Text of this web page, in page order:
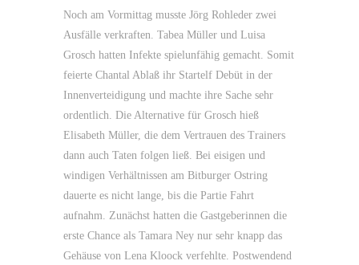
Noch am Vormittag musste Jörg Rohleder zwei
Ausfälle verkraften. Tabea Müller und Luisa
Grosch hatten Infekte spielunfähig gemacht. Somit
feierte Chantal Ablaß ihr Startelf Debüt in der
Innenverteidigung und machte ihre Sache sehr
ordentlich. Die Alternative für Grosch hieß
Elisabeth Müller, die dem Vertrauen des Trainers
dann auch Taten folgen ließ. Bei eisigen und
windigen Verhältnissen am Bitburger Ostring
dauerte es nicht lange, bis die Partie Fahrt
aufnahm. Zunächst hatten die Gastgeberinnen die
erste Chance als Tamara Ney nur sehr knapp das
Gehäuse von Lena Kloock verfehlte. Postwendend